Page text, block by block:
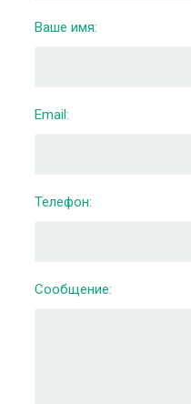
Ваше имя:
Email:
Телефон:
Сообщение: